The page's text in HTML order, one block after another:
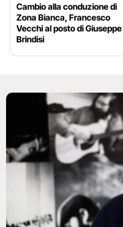
Cambio alla conduzione di
Zona Bianca, Francesco
Vecchi al posto di Giuseppe
Brindisi